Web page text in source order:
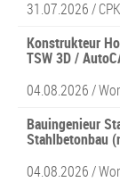
31.07.2026 /
Konstrukteur
TSW 3D /
04.08.2026 /
Bauingenieur
Stahlbetonbau
04.08.2026 /